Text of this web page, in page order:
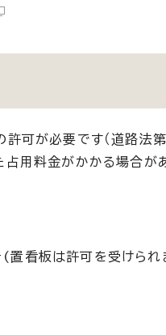
可が必要です（道路法
用料金がかかる場合があ
置看板は許可を受けられ